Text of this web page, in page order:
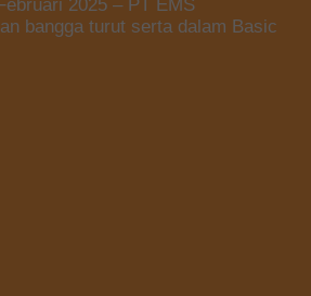
2025 – PT EMS
bangga turut serta dalam Basic